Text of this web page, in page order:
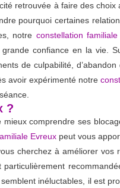
retrouvée à faire des
pourquoi certaines
notre constellation
confiance en la vie.
de culpabilité,
avoir expérimenté notre
?
comprendre ses
Evreuxpeut vous
cherchez à améliorer
inéluctables, il est